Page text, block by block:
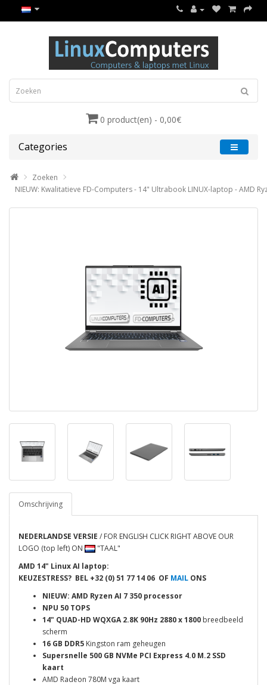
0 product(en) - 0,00€
Categories
Zoeken
NIEUW: Kwalitatieve FD-Computers - 14" Ultrabook LINUX-laptop - AMD
Omschrijving
NEDERLANDSE VERSIE / FOR ENGLISH CLICK RIGHT ABOVE OUR
LOGO (top left) ON
"TAAL"
AMD 14" Linux AI laptop:
KEUZESTRESS? BEL +32 (0) 51 77 14 06 OF MAIL ONS
NIEUW: AMD Ryzen AI 7 350 processor
NPU 50 TOPS
14" QUAD-HD WQXGA 2.8K 90Hz 2880 x 1800 breedbeeld
scherm
16 GB DDR5 Kingston ram geheugen
Supersnelle 500 GB NVMe PCI Express 4.0 M.2 SSD
kaart
AMD Radeon 780M vga kaart